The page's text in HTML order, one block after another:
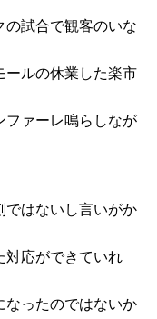
の試合で観客のいな
ールの休業した楽市
ファーレ鳴らしなが
ではないし言いがか
対応ができていれ
なったのではないか